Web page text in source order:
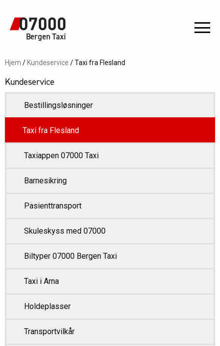
Bergen Taxi
Hjem / Kundeservice /Taxi fra Flesland
Kundeservice
Bestillingsløsninger
Taxi fra Flesland
Taxiappen 07000 Taxi
Barnesikring
Pasienttransport
Skuleskyss med 07000
Biltyper 07000 Bergen Taxi
Taxi i Arna
Holdeplasser
Transportvilkår